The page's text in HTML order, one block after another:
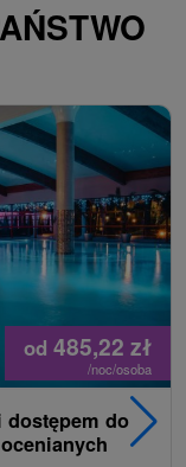
od 485,22 zł
/noc/osoba
dostępem do